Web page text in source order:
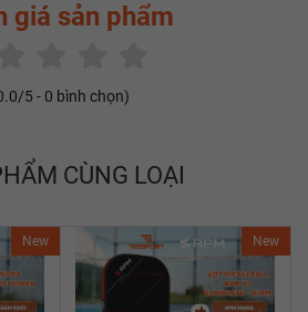
giá sản phẩm
/5 - 0 bình chọn)
CÙNG LOẠI
New New